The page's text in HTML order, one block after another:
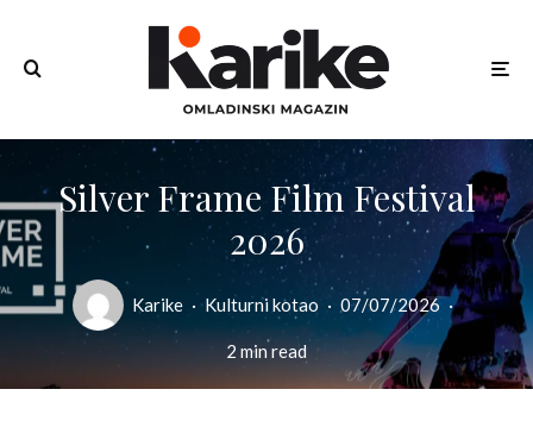
Silver Frame Film Festival
2026
Karike · Kulturni kotao · 07/07/2026 ·
2 min read